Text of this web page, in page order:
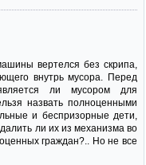
вертелся без скрипа,
внутрь мусора. Перед
ли мусором для
назвать полноценными
и беспризорные дети,
ли их из механизма во
граждан?.. Но не все